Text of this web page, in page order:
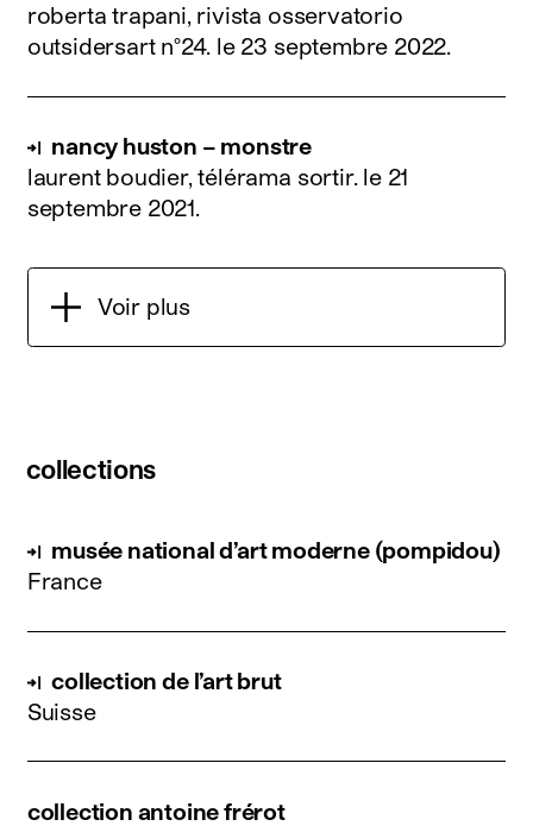
roberta trapani, rivista osservatorio
outsidersart n°24. le 23 septembre 2022.
nancy huston – monstre
laurent boudier, télérama sortir. le 21
septembre 2021.
Voir plus
collections
musée national d’art moderne (pompidou)
France
collection de l’art brut
Suisse
collection antoine frérot